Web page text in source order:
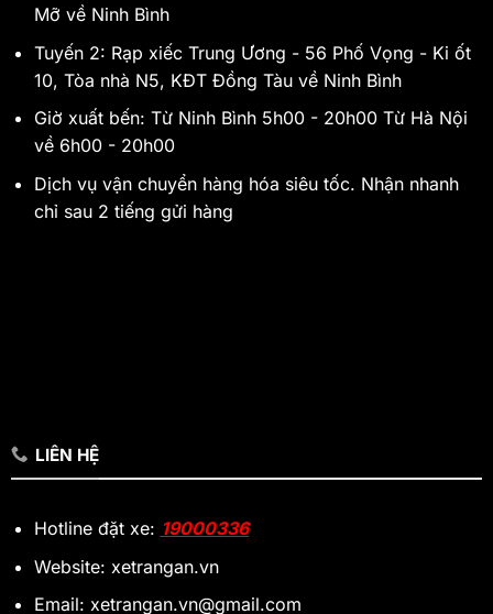
Mỡ về Ninh Bình
Tuyến 2: Rạp xiếc Trung Ương - 56 Phố Vọng - Ki ốt
10, Tòa nhà N5, KĐT Đồng Tàu về Ninh Bình
Giờ xuất bến: Từ Ninh Bình 5h00 - 20h00 Từ Hà Nội
về 6h00 - 20h00
Dịch vụ vận chuyển hàng hóa siêu tốc. Nhận nhanh
chỉ sau 2 tiếng gửi hàng
LIÊN HỆ
Hotline đặt xe: 19000336
Website: xetrangan.vn
Email: xetrangan.vn@gmail.com